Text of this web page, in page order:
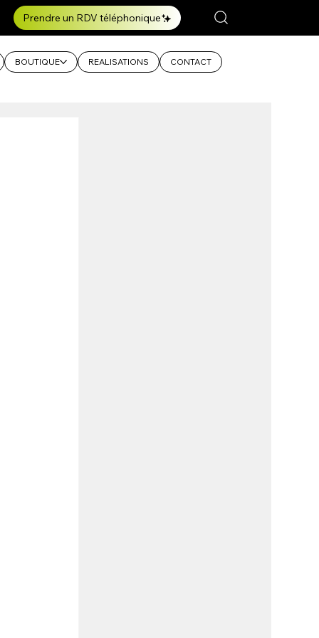
BOUTIQUE REALISATIONS CONTACT
Prendre un RDV téléphonique